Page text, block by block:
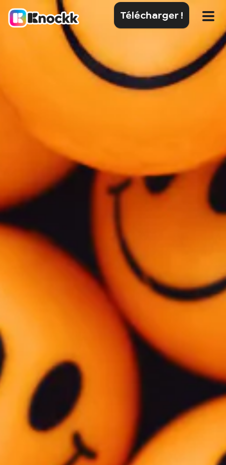
Télécharger !